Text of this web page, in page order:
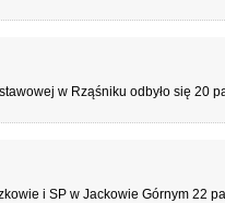
w Rząśniku odbyło się 20
i SP w Jackowie Górnym 22